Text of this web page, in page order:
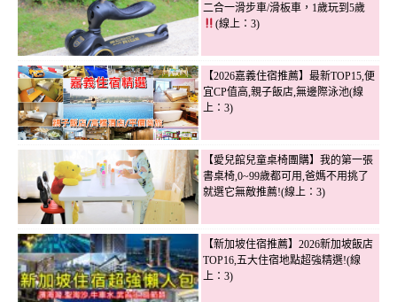
二合一滑步車/滑板車，1歲玩到5歲
(線上：3)
【2026嘉義住宿推薦】最新TOP15,便
宜CP值高,親子飯店,無邊際泳池(線
上：3)
【愛兒館兒童桌椅團購】我的第一張
書桌椅,0~99歲都可用,爸媽不用挑了
就選它無敵推薦!(線上：3)
【新加坡住宿推薦】2026新加坡飯店
TOP16,五大住宿地點超強精選!(線
上：3)